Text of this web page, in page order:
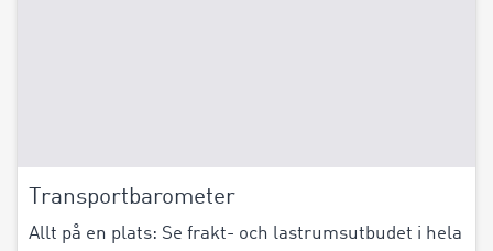
Transportbarometer
Allt på en plats: Se frakt- och lastrumsutbudet i hela